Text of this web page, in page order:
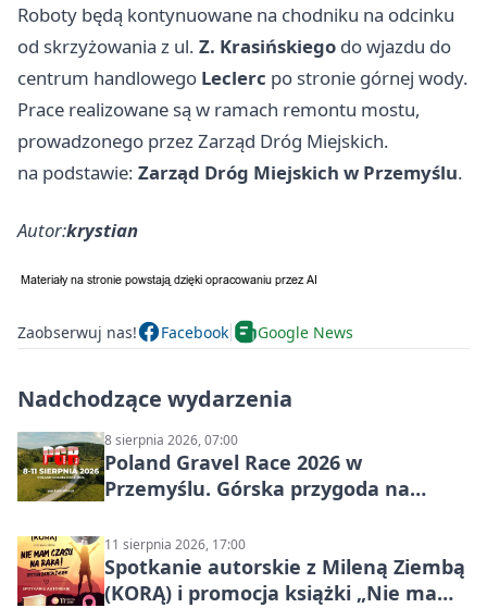
Roboty będą kontynuowane na chodniku na odcinku
od skrzyżowania z ul. Z. Krasińskiego do wjazdu do
centrum handlowego Leclerc po stronie górnej wody.
Prace realizowane są w ramach remontu mostu,
prowadzonego przez Zarząd Dróg Miejskich.
na podstawie: Zarząd Dróg Miejskich w Przemyślu.
Autor:krystian
Zaobserwuj nas! Facebook Google News
Nadchodzące wydarzenia
8 sierpnia 2026, 07:00
Poland Gravel Race 2026 w
Przemyślu. Górska przygoda na
11 sierpnia 2026, 17:00
Spotkanie autorskie z Mileną Ziembą
(KORĄ) i promocja książki „Nie mam